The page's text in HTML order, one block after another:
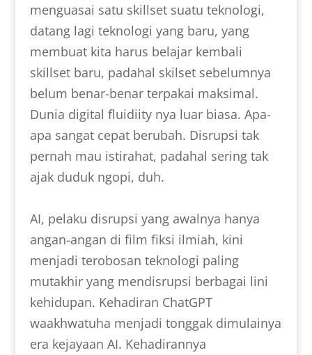
menguasai satu skillset suatu teknologi,
datang lagi teknologi yang baru, yang
membuat kita harus belajar kembali
skillset baru, padahal skilset sebelumnya
belum benar-benar terpakai maksimal.
Dunia digital fluidiity nya luar biasa. Apa-
apa sangat cepat berubah. Disrupsi tak
pernah mau istirahat, padahal sering tak
ajak duduk ngopi, duh.
AI, pelaku disrupsi yang awalnya hanya
angan-angan di film fiksi ilmiah, kini
menjadi terobosan teknologi paling
mutakhir yang mendisrupsi berbagai lini
kehidupan. Kehadiran ChatGPT
waakhwatuha menjadi tonggak dimulainya
era kejayaan AI. Kehadirannya